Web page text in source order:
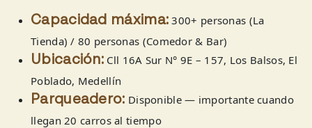
Capacidad máxima: 300+ personas (La
Tienda) / 80 personas (Comedor & Bar)
Ubicación: Cll 16A Sur N° 9E – 157, Los Balsos, El
Poblado, Medellín
Parqueadero: Disponible — importante cuando
llegan 20 carros al tiempo